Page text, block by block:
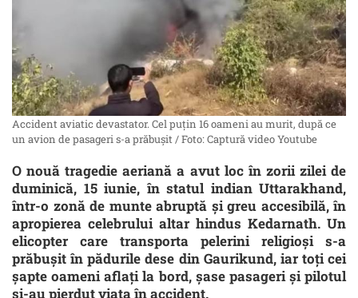
Accident aviatic devastator. Cel puțin 16 oameni au murit, după ce
un avion de pasageri s-a prăbușit / Foto: Captură video Youtube
O nouă tragedie aeriană a avut loc în zorii zilei de
duminică, 15 iunie, în statul indian Uttarakhand,
într-o zonă de munte abruptă și greu accesibilă, în
apropierea celebrului altar hindus Kedarnath. Un
elicopter care transporta pelerini religioși s-a
prăbușit în pădurile dese din Gaurikund, iar toți cei
șapte oameni aflați la bord, șase pasageri și pilotul
și-au pierdut viața în accident.